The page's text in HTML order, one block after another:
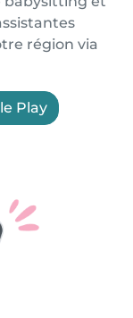
région via
Play